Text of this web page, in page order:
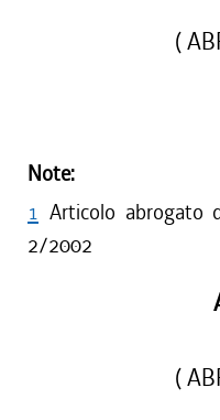
(
Note:
1 Articolo abrogato
2/2002
(